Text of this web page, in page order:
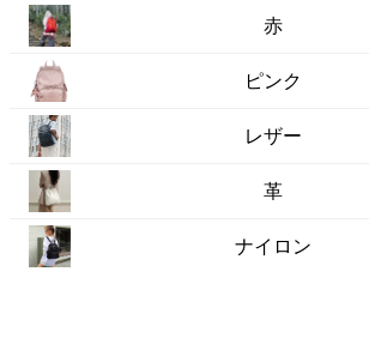
赤
ピンク
レザー
革
ナイロン